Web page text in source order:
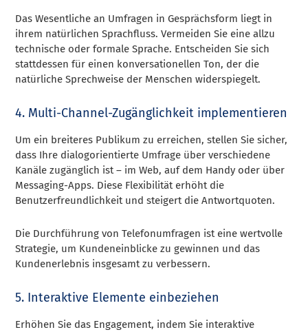
Das Wesentliche an Umfragen in Gesprächsform liegt in
ihrem natürlichen Sprachfluss. Vermeiden Sie eine allzu
technische oder formale Sprache. Entscheiden Sie sich
stattdessen für einen konversationellen Ton, der die
natürliche Sprechweise der Menschen widerspiegelt.
4. Multi-Channel-Zugänglichkeit implementieren
Um ein breiteres Publikum zu erreichen, stellen Sie sicher,
dass Ihre dialogorientierte Umfrage über verschiedene
Kanäle zugänglich ist – im Web, auf dem Handy oder über
Messaging-Apps. Diese Flexibilität erhöht die
Benutzerfreundlichkeit und steigert die Antwortquoten.
Die Durchführung von Telefonumfragen ist eine wertvolle
Strategie, um Kundeneinblicke zu gewinnen und das
Kundenerlebnis insgesamt zu verbessern.
5. Interaktive Elemente einbeziehen
Erhöhen Sie das Engagement, indem Sie interaktive